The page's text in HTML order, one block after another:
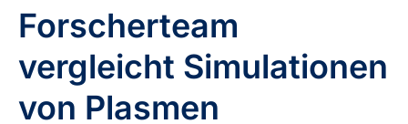
Forscherteam
vergleicht Simulationen
von Plasmen